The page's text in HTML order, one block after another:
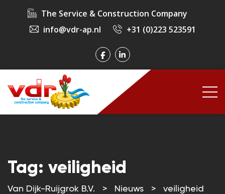
The Service & Construction Company
info@vdr-ap.nl
+31 (0)223 523591
Tag: veiligheid
Van Dijk-Ruijgrok B.V. > Nieuws > veiligheid